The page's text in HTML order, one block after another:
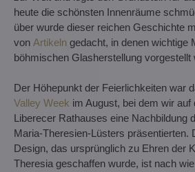
heute die schönsten Innenräume
über wurde dieser reichen Geschichte
von Artikeln gedacht, in denen wichtige
böhmischen Glasherstellung vorgestellt
Der Höhepunkt der Feierlichkeiten war
Valley Week im August, bei dem wir auf
Liberecer Rathauses eine Nachbildung
Maria-Theresien-Lüsters präsentierten.
Design, das ursprünglich zu Ehren der
Theresia geschaffen wurde, ist nach